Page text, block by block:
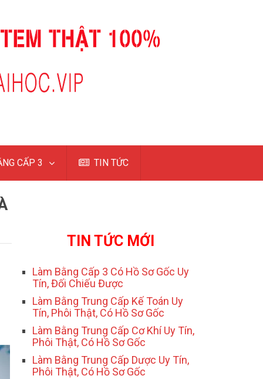
CẤP 3 TIN TỨC
TIN TỨC MỚI
Làm Bằng Cấp 3 Có Hồ Sơ Gốc Uy
Tín, Đối Chiếu Được
Làm Bằng Trung Cấp Kế Toán Uy
Tín, Phôi Thật, Có Hồ Sơ Gốc
Làm Bằng Trung Cấp Cơ Khí Uy Tín,
Phôi Thật, Có Hồ Sơ Gốc
Làm Bằng Trung Cấp Dược Uy Tín,
Phôi Thật, Có Hồ Sơ Gốc